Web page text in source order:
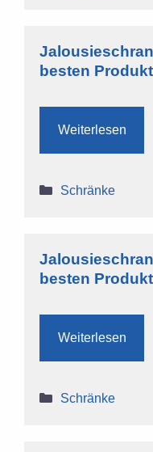
besten
Weiterlesen
Kategorien
Schränke
besten
Weiterlesen
Kategorien
Schränke